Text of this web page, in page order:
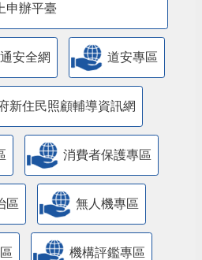
上申辦平臺
安全網 道安專區
新住民照顧輔導資訊網
消費者保護專區
區 無人機專區
機構評鑑專區